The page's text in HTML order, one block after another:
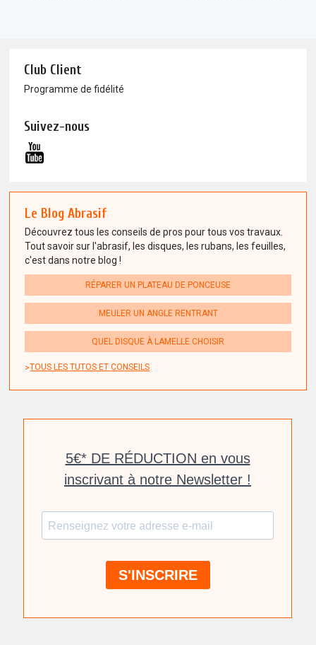
Club Client
Programme de fidélité
Suivez-nous
Le Blog Abrasif
Découvrez tous les conseils de pros pour tous vos travaux.
Tout savoir sur l'abrasif, les disques, les rubans, les feuilles,
c'est dans notre blog !
RÉPARER UN PLATEAU DE PONCEUSE
MEULER UN ANGLE RENTRANT
QUEL DISQUE À LAMELLE CHOISIR
TOUS LES TUTOS ET CONSEILS